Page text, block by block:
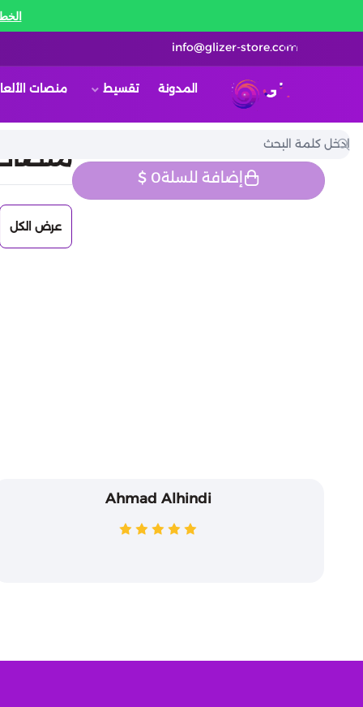
info@glizer-store.com
قلايزر ستور | Glizer Store
المدونة تقسيط منصات
إضافة للسلة0
$
منصات
عرض الكل
Ahmad Alhindi